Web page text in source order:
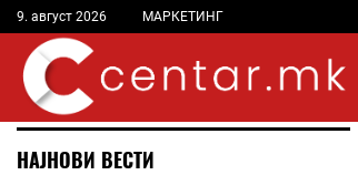
9. август 2026 МАРКЕТИНГ
НАЈНОВИ ВЕСТИ